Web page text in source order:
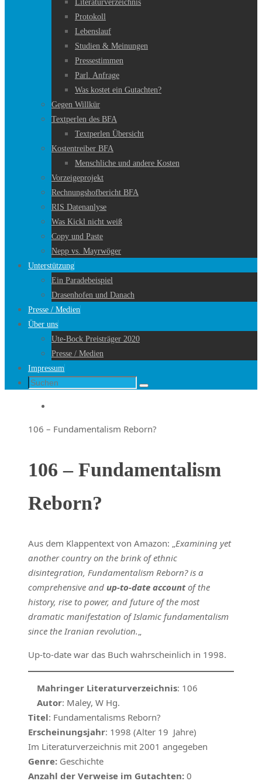
Literaturverzeichnis
Protokoll
Lebenslauf
Studien & Meinungen
Pressestimmen
Parl. Anfrage
Was kostet ein Gutachten?
Gegen Willkür
Textperlen des BFA
Textperlen Übersicht
Kostentreiber BFA
Menschliche und andere Kosten
Vorzeigeprojekt
Rechnungshofbericht BFA
RIS Datenanlyse
Was Kickl nicht weiß
Copy und Paste
Nepp vs. Mayrwöger
Unterstützung
Ein Paradebeispiel
Drasenhofen und Danach
Presse / Medien
Über uns
Ute-Bock Preisträger 2020
Presse / Medien
Impressum
Suche
Suchen
Startseite
106 – Fundamentalism Reborn?
106 – Fundamentalism
Reborn?
Aus dem Klappentext von Amazon: „Examining yet
another country on the brink of ethnic
disintegration, Fundamentalism Reborn? is a
comprehensive and up-to-date accountof the
history, rise to power, and future of the most
dramatic manifestation of Islamic fundamentalism
since the Iranian revolution.„
Up-to-date war das Buch wahrscheinlich in 1998.
Mahringer Literaturverzeichnis: 106
Autor: Maley, W Hg.
Titel: Fundamentalisms Reborn?
Erscheinungsjahr: 1998 (Alter 19 Jahre)
Im Literaturverzeichnis mit 2001 angegeben
Genre: Geschichte
Anzahl der Verweise im Gutachten: 0